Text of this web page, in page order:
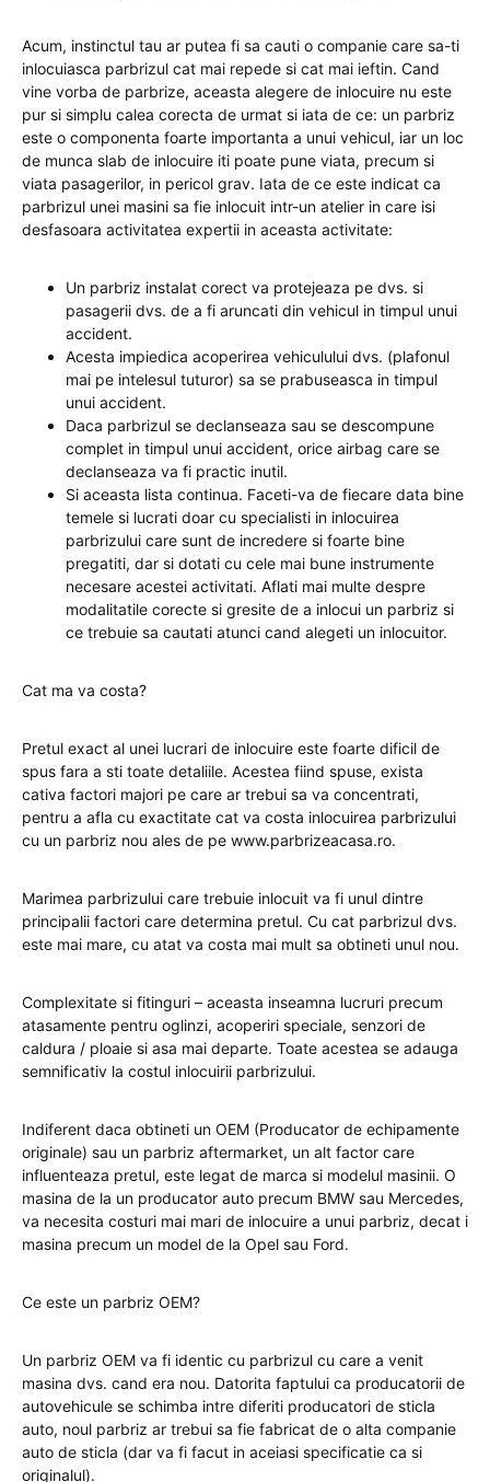
Acum, instinctul tau ar putea fi sa cauti o companie care sa-ti
inlocuiasca parbrizul cat mai repede si cat mai ieftin. Cand
vine vorba de parbrize, aceasta alegere de inlocuire nu este
pur si simplu calea corecta de urmat si iata de ce: un parbriz
este o componenta foarte importanta a unui vehicul, iar un loc
de munca slab de inlocuire iti poate pune viata, precum si
viata pasagerilor, in pericol grav. Iata de ce este indicat ca
parbrizul unei masini sa fie inlocuit intr-un atelier in care isi
desfasoara activitatea expertii in aceasta activitate:
Un parbriz instalat corect va protejeaza pe dvs. si
pasagerii dvs. de a fi aruncati din vehicul in timpul unui
accident.
Acesta impiedica acoperirea vehiculului dvs. (plafonul
mai pe intelesul tuturor) sa se prabuseasca in timpul
unui accident.
Daca parbrizul se declanseaza sau se descompune
complet in timpul unui accident, orice airbag care se
declanseaza va fi practic inutil.
Si aceasta lista continua. Faceti-va de fiecare data bine
temele si lucrati doar cu specialisti in inlocuirea
parbrizului care sunt de incredere si foarte bine
pregatiti, dar si dotati cu cele mai bune instrumente
necesare acestei activitati. Aflati mai multe despre
modalitatile corecte si gresite de a inlocui un parbriz si
ce trebuie sa cautati atunci cand alegeti un inlocuitor.
Cat ma va costa?
Pretul exact al unei lucrari de inlocuire este foarte dificil de
spus fara a sti toate detaliile. Acestea fiind spuse, exista
cativa factori majori pe care ar trebui sa va concentrati,
pentru a afla cu exactitate cat va costa inlocuirea parbrizului
cu un parbriz nou ales de pe www.parbrizeacasa.ro.
Marimea parbrizului care trebuie inlocuit va fi unul dintre
principalii factori care determina pretul. Cu cat parbrizul dvs.
este mai mare, cu atat va costa mai mult sa obtineti unul nou.
Complexitate si fitinguri – aceasta inseamna lucruri precum
atasamente pentru oglinzi, acoperiri speciale, senzori de
caldura / ploaie si asa mai departe. Toate acestea se adauga
semnificativ la costul inlocuirii parbrizului.
Indiferent daca obtineti un OEM (Producator de echipamente
originale) sau un parbriz aftermarket, un alt factor care
influenteaza pretul, este legat de marca si modelul masinii. O
masina de la un producator auto precum BMW sau Mercedes,
va necesita costuri mai mari de inlocuire a unui parbriz, decat i
masina precum un model de la Opel sau Ford.
Ce este un parbriz OEM?
Un parbriz OEM va fi identic cu parbrizul cu care a venit
masina dvs. cand era nou. Datorita faptului ca producatorii de
autovehicule se schimba intre diferiti producatori de sticla
auto, noul parbriz ar trebui sa fie fabricat de o alta companie
auto de sticla (dar va fi facut in aceiasi specificatie ca si
originalul).